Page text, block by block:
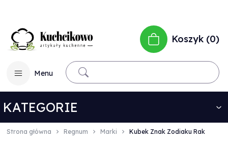
Menu
Koszyk 0
KATEGORIE
Strona główna Regnum Marki Kubek Znak Zodiaku Rak